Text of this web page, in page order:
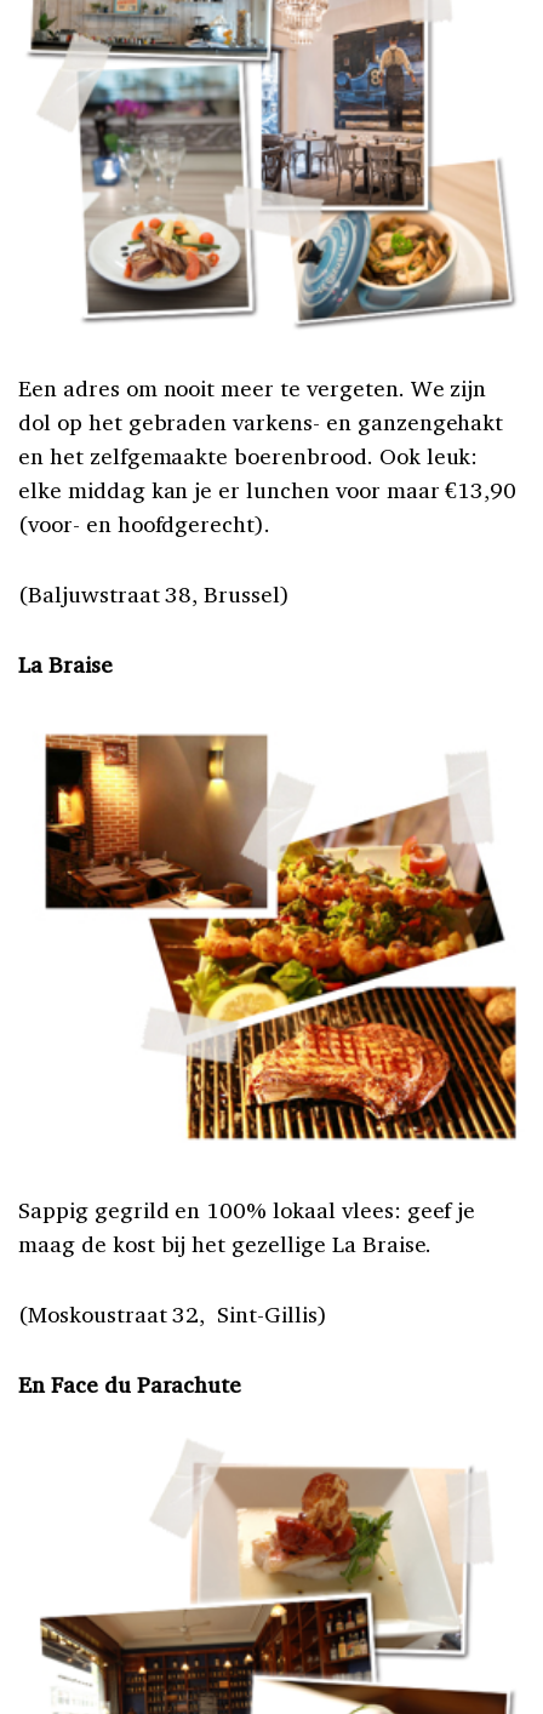
Een adres om nooit meer te vergeten. We zijn
dol op het gebraden varkens- en ganzengehakt
en het zelfgemaakte boerenbrood. Ook leuk:
elke middag kan je er lunchen voor maar €13,90
(voor- en hoofdgerecht).
(Baljuwstraat 38, Brussel)
La Braise
Sappig gegrild en 100% lokaal vlees: geef je
maag de kost bij het gezellige La Braise.
(Moskoustraat 32, Sint-Gillis)
En Face du Parachute